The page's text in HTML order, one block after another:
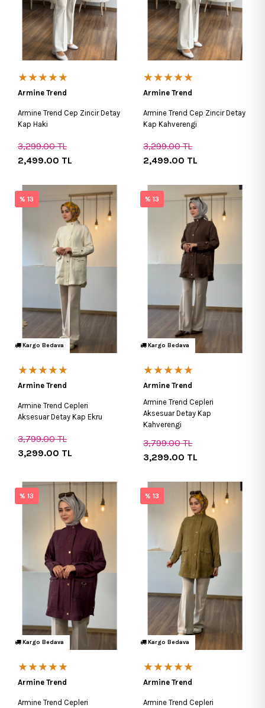
★★★★★
Armine Trend
Armine Trend Cep Zincir Detay
Kap Haki
3,299.00TL
2,499.00 TL
★★★★★
Armine Trend
Armine Trend Cep Zincir Detay
Kap Kahverengi
3,299.00TL
2,499.00 TL
Kargo Bedava
★★★★★
Armine Trend
Armine Trend Cepleri
Aksesuar Detay Kap Ekru
3,799.00TL
3,299.00 TL
% 13
Kargo Bedava
★★★★★
Armine Trend
Armine Trend Cepleri
Aksesuar Detay Kap
Kahverengi
3,799.00TL
3,299.00 TL
% 13
Kargo Bedava
★★★★★
Armine Trend
Armine Trend Cepleri
% 13
Kargo Bedava
★★★★★
Armine Trend
Armine Trend Cepleri
% 13